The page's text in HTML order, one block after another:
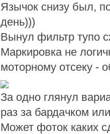
Язычок снизу был,
день)))
Вынул фильтр тупо
Маркировка не
моторному отсеку -
За одно глянул
раз за бардачком
Может фоток каких